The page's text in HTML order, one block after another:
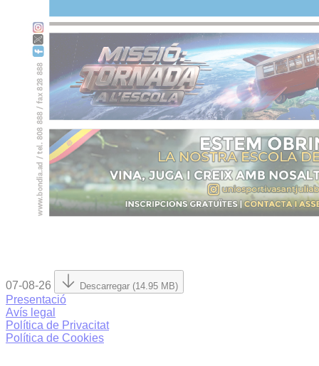
07-08-26 Descarregar (14.95 MB)
Presentació
Avís legal
Política de Privacitat
Política de Cookies